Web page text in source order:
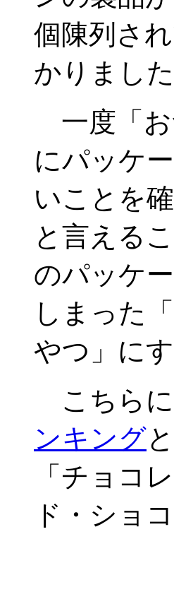
個陳列さ
かりました
一度「お
にパッケ
いことを
と言える
のパッケ
しまった
やつ」に
こちらに
ンキング
「チョコ
ド・ショ